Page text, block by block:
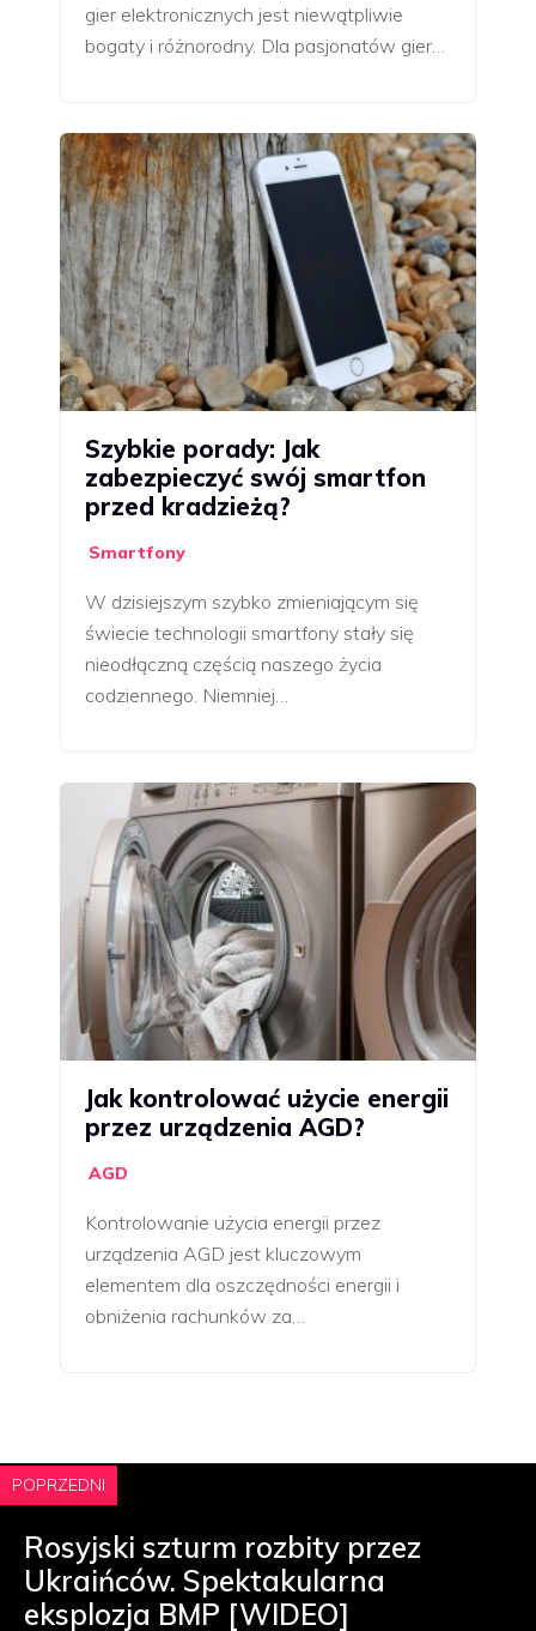
gier elektronicznych jest niewątpliwie
bogaty i różnorodny. Dla pasjonatów gier…
Szybkie porady: Jak
zabezpieczyć swój smartfon
przed kradzieżą?
Smartfony
W dzisiejszym szybko zmieniającym się
świecie technologii smartfony stały się
nieodłączną częścią naszego życia
codziennego. Niemniej…
Jak kontrolować użycie energii
przez urządzenia AGD?
AGD
Kontrolowanie użycia energii przez
urządzenia AGD jest kluczowym
elementem dla oszczędności energii i
obniżenia rachunków za…
POPRZEDNI
Rosyjski szturm rozbity przez
Ukraińców. Spektakularna
eksplozja BMP [WIDEO]